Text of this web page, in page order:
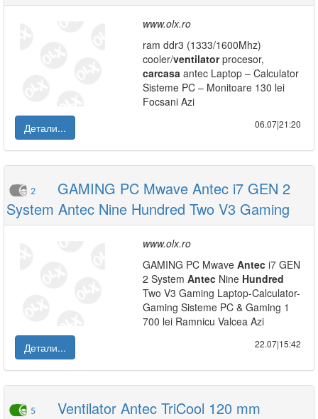
www.olx.ro
ram ddr3 (1333/1600Mhz)
cooler/ventilatorprocesor,
carcasa antec Laptop – Calculator
Sisteme PC – Monitoare 130 lei
Focsani Azi
Детали...
06.07|21:20
2
GAMING PC Mwave Antec i7 GEN 2
System Antec Nine Hundred Two V3 Gaming
www.olx.ro
GAMING PC Mwave Antec i7 GEN
2 System Antec Nine Hundred
Two V3 Gaming Laptop-Calculator-
Gaming Sisteme PC & Gaming 1
700 lei Ramnicu Valcea Azi
Детали...
22.07|15:42
5 Ventilator Antec TriCool 120 mm